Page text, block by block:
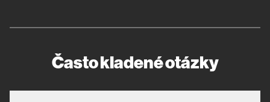
Často kladené otázky